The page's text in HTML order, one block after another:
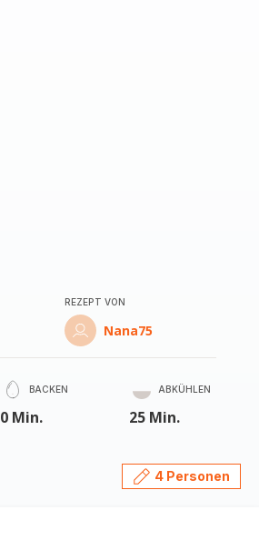
REZEPT VON
Nana75
BACKEN
0 Min.
ABKÜHLEN
25 Min.
4 Personen